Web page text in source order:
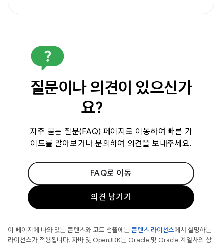
질문이나 의견이 있으신가
요?
자주 묻는 질문(FAQ) 페이지로 이동하여 빠른 가
이드를 알아보거나 문의하여 의견을 보내주세요.
FAQ로 이동
의견 남기기
이 페이지에 나와 있는 콘텐츠와 코드 샘플에는 콘텐츠 라이선스에서 설명하는
라이선스가 적용됩니다. 자바 및 OpenJDK는 Oracle 및 Oracle 계열사의 상